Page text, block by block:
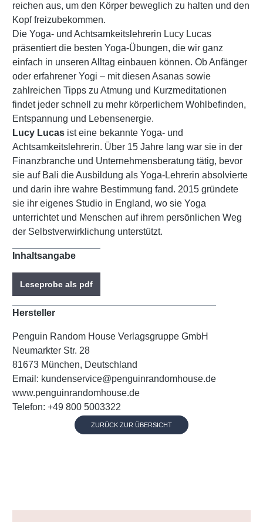
reichen aus, um den Körper beweglich zu halten und den
Kopf freizubekommen.
Die Yoga- und Achtsamkeitslehrerin Lucy Lucas
präsentiert die besten Yoga-Übungen, die wir ganz
einfach in unseren Alltag einbauen können. Ob Anfänger
oder erfahrener Yogi – mit diesen Asanas sowie
zahlreichen Tipps zu Atmung und Kurzmeditationen
findet jeder schnell zu mehr körperlichem Wohlbefinden,
Entspannung und Lebensenergie.
Lucy Lucas ist eine bekannte Yoga- und
Achtsamkeitslehrerin. Über 15 Jahre lang war sie in der
Finanzbranche und Unternehmensberatung tätig, bevor
sie auf Bali die Ausbildung als Yoga-Lehrerin absolvierte
und darin ihre wahre Bestimmung fand. 2015 gründete
sie ihr eigenes Studio in England, wo sie Yoga
unterrichtet und Menschen auf ihrem persönlichen Weg
der Selbstverwirklichung unterstützt.
Inhaltsangabe
Leseprobe als pdf
Hersteller
Penguin Random House Verlagsgruppe GmbH
Neumarkter Str. 28
81673 München, Deutschland
Email: kundenservice@penguinrandomhouse.de
www.penguinrandomhouse.de
Telefon: +49 800 5003322
ZURÜCK ZUR ÜBERSICHT